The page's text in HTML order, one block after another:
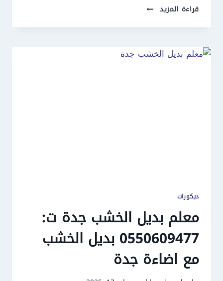
قراءة المزيد تركيب
الرخام
ت:
0550609477
ديكورات
معلم بديل الخشب جدة ت:
0550609477 بديل الخشب
مع اضاءة جدة